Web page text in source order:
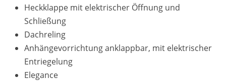
Heckklappe mit elektrischer Öffnung und
Schließung
Dachreling
Anhängevorrichtung anklappbar, mit elektrischer
Entriegelung
Elegance